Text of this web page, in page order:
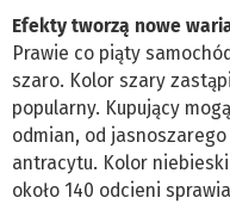
Efekty tworzą nowe
Prawie co piąty
szaro. Kolor szary
popularny. Kupujący
odmian, od
antracytu. Kolor
około 140 odcieni